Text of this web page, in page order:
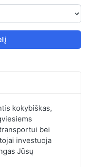
kokybiškas,
bei
investuoja
Jūsų